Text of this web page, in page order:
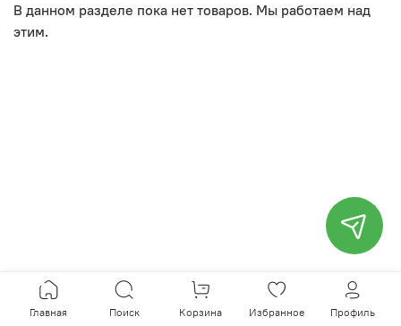
В данном разделе пока нет товаров. Мы работаем над
этим.
Главная Поиск Корзина Избранное Профиль